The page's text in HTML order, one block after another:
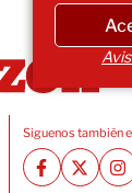
Siguenos también